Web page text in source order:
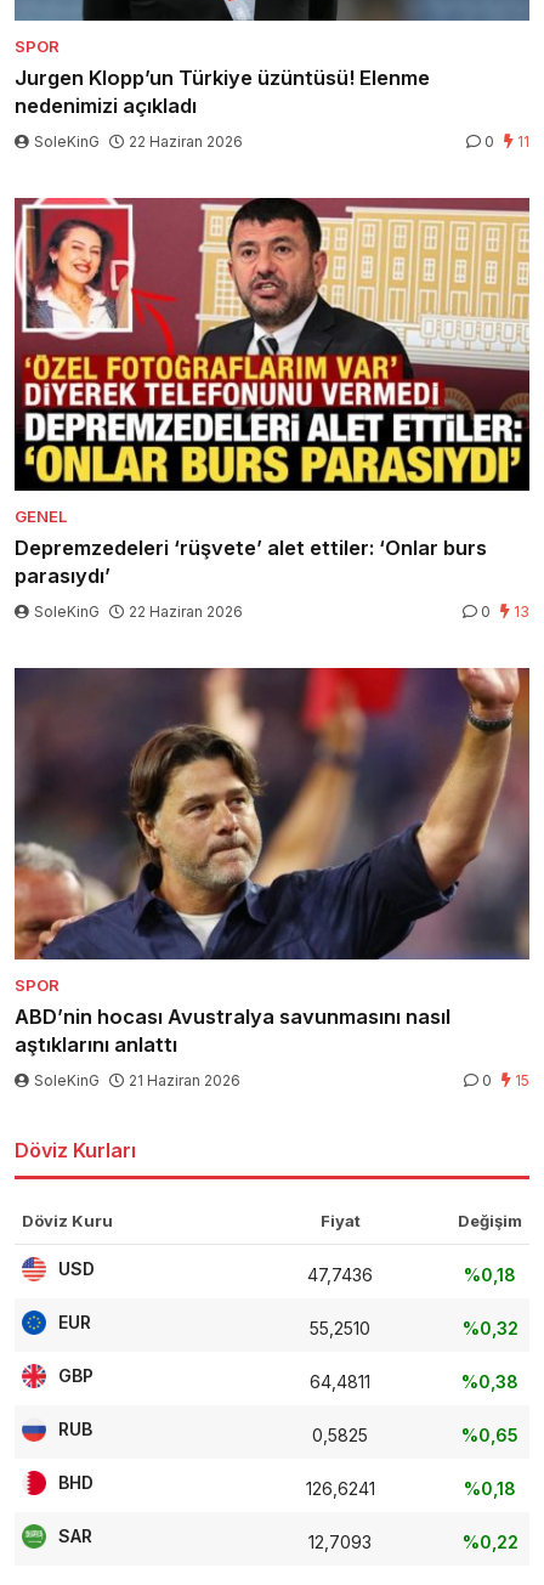
SPOR
Jurgen Klopp’un Türkiye üzüntüsü! Elenme
nedenimizi açıkladı
SoleKinG 22 Haziran 2026 0 11
GENEL
Depremzedeleri ‘rüşvete’ alet ettiler: ‘Onlar burs
parasıydı’
SoleKinG 22 Haziran 2026 0 13
SPOR
ABD’nin hocası Avustralya savunmasını nasıl
aştıklarını anlattı
SoleKinG 21 Haziran 2026 0 15
Döviz Kurları
Döviz Kuru Fiyat Değişim
USD 47,7436 %0,18
EUR 55,2510 %0,32
GBP 64,4811 %0,38
RUB 0,5825 %0,65
BHD 126,6241 %0,18
SAR 12,7093 %0,22